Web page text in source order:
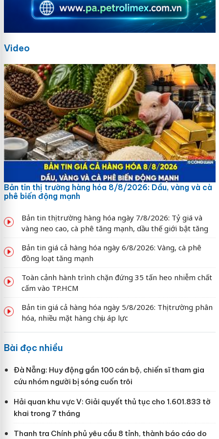
Video
Bản tin thị trường hàng hóa 8/8/2026: Dầu, vàng và cà
phê biến động mạnh
Bản tin thị trường hàng hóa ngày 7/8/2026: Tỷ giá và
vàng neo cao, cà phê tăng mạnh, dầu thế giới bật tăng
Bản tin giá cả hàng hóa ngày 6/8/2026: Vàng, cà phê
đồng loạt tăng mạnh
Toàn cảnh hành trình chặn đứng 35 tấn heo nhiễm chất
cấm vào TP.HCM
Bản tin giá cả hàng hóa ngày 5/8/2026: Thị trường phân
hóa, nhiều mặt hàng chịu áp lực
Bài đọc nhiều
Đà Nẵng: Huy động gần 100 cán bộ, chiến sĩ tham gia
cứu nhóm người bị sóng cuốn trôi
Hải quan khu vực V: Giải quyết thủ tục cho 1.601.833 tờ
khai trong 7 tháng
Thanh tra Chính phủ yêu cầu 8 tỉnh, thành báo cáo do